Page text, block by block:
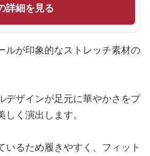
詳細を見る
ルが印象的なストレッチ素材の
デザインが足元に華やかさをプ
く演出します。
いるため履きやすく、フィット